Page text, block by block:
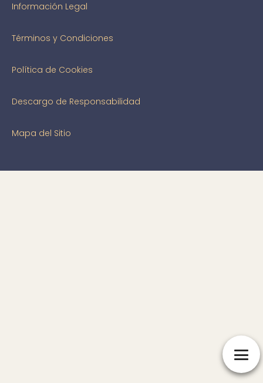
Información Legal
Términos y Condiciones
Política de Cookies
Descargo de Responsabilidad
Mapa del Sitio